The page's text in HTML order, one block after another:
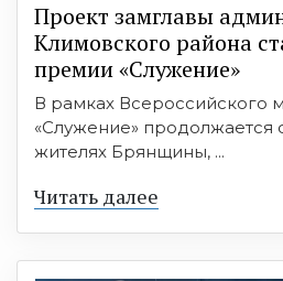
Проект замглавы
Климовского района
премии «Служение»
В рамках Всероссийского
«Служение» продолжается
жителях Брянщины, ...
Читать далее